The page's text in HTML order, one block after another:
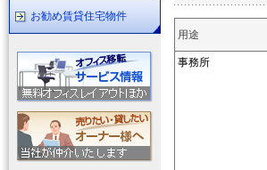
用途
事務所
お勧め賃貸住宅物件